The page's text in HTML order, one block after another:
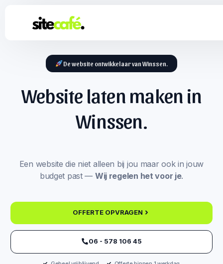
De website ontwikkelaar van Winssen.
Website laten maken in
Winssen.
Een website die niet alleen bij jou maar ook in jouw
budget past — Wij regelen het voor je.
OFFERTE OPVRAGEN
‪06 - 578 106 45‬